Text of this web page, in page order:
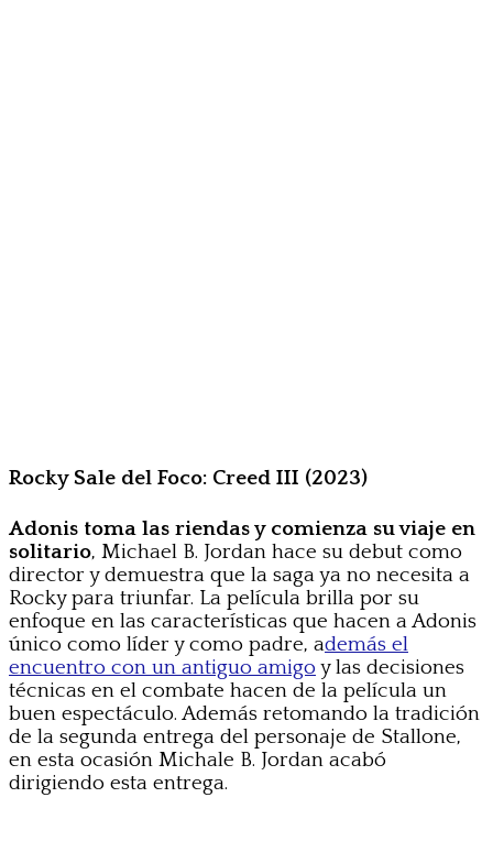
Rocky Sale del Foco: Creed III (2023)
Adonis toma las riendas y comienza su viaje en
solitario, Michael B. Jordan hace su debut como
director y demuestra que la saga ya no necesita a
Rocky para triunfar. La película brilla por su
enfoque en las características que hacen a Adonis
único como líder y como padre, además el
encuentro con un antiguo amigoy las decisiones
técnicas en el combate hacen de la película un
buen espectáculo. Además retomando la tradición
de la segunda entrega del personaje de Stallone,
en esta ocasión Michale B. Jordan acabó
dirigiendo esta entrega.